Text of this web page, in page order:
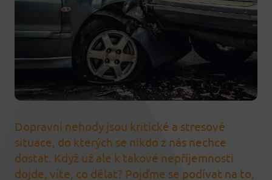
Dopravní nehody jsou kritické a stresové
situace, do kterých se nikdo z nás nechce
dostat. Když už ale k takové nepříjemnosti
dojde, víte, co dělat? Pojďme se podívat na to,